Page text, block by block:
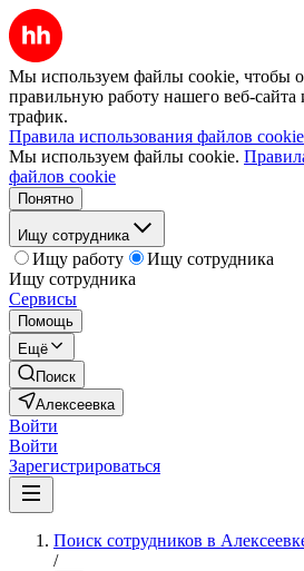
Мы используем файлы cookie, чтобы
правильную работу нашего веб-сайта
трафик.
Правила использования файлов cookie
Мы используем файлы cookie.
файлов cookie
Понятно
Ищу сотрудника
Ищу работу
Ищу сотрудника
Ищу сотрудника
Сервисы
Помощь
Ещё
Поиск
Алексеевка
Войти
Войти
Зарегистрироваться
Поиск сотрудников в
/